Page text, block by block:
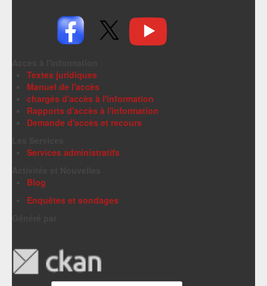
Textes juridiques
Manuel de l'accès
chargés d'accès à l'information
Rapports d'accès à l'information
Demande d'accès et recours
Services administratifs
Blog
Enquêtes et sondages